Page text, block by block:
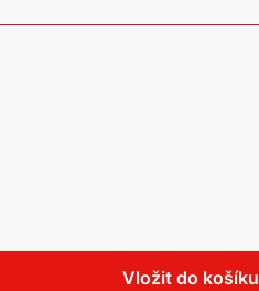
Vložit do košíku